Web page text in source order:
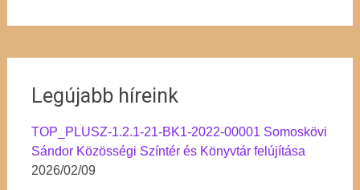
Legújabb híreink
TOP_PLUSZ-1.2.1-21-BK1-2022-00001 Somoskövi
Sándor Közösségi Színtér és Könyvtár felújítása
2026/02/09